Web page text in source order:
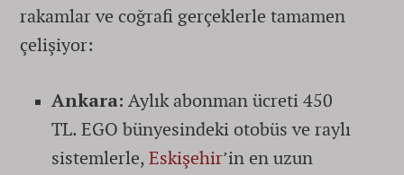
rakamlar ve coğrafi gerçeklerle tamamen
çelişiyor:
Ankara: Aylık abonman ücreti 450
TL. EGO bünyesindeki otobüs ve raylı
sistemlerle,Eskişehir’in en uzun